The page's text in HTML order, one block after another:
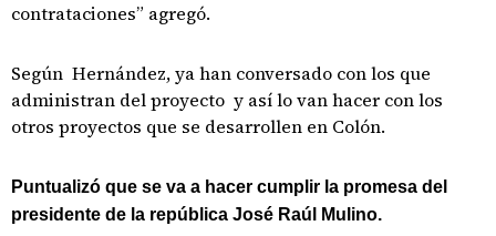
contrataciones” agregó.
Según Hernández, ya han conversado con los que
administran del proyecto y así lo van hacer con los
otros proyectos que se desarrollen en Colón.
Puntualizó que se va a hacer cumplir la promesa del
presidente de la república José Raúl Mulino.